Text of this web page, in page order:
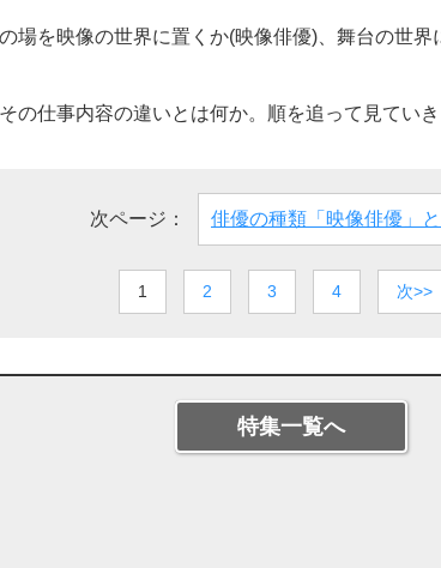
場を映像の世界に置くか(映像俳優)、舞台の世
その仕事内容の違いとは何か。順を追って見ていき
次ページ： 俳優の種類「映像俳優」と
1 2 3 4 次>>
特集一覧へ